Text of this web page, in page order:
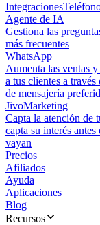
Integraciones
Agente de IA
Gestiona las
más frecuentes
WhatsApp
Aumenta las ventas
a tus clientes a
de mensajería
JivoMarketing
Capta la atención de
capta su interés antes
vayan
Precios
Afiliados
Ayuda
Aplicaciones
Blog
Recursos